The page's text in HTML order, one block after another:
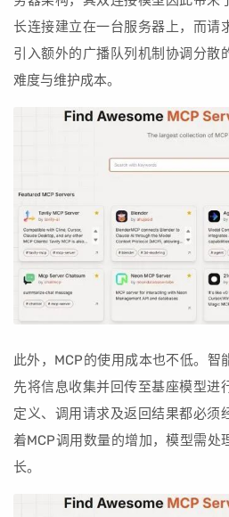
长连接建立在一台服务器上，而请
引入额外的广播队列机制协调分散
难度与维护成本。
此外，MCP的使用成本也不低。智
先将信息收集并回传至基座模型进
定义、调用请求及返回结果都必须
着MCP调用数量的增加，模型需处
长。